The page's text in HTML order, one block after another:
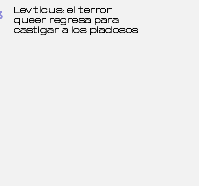
Leviticus: el terror
queer regresa para
castigar a los piadosos